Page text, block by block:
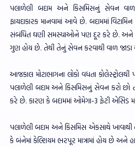
પલાળેલી બદામ અને કિસમિસનું સેવન
ફાયદાકારક માનવામાં આવે છે. બદામમાં
સંબંધિત ઘણી સમસ્યાઓને પણ દૂર કરે છે. અને
ગુણ હોય છે. તેથી તેનું સેવન કરવાથી વાળ
આજકાલ મોટાભાગના લોકો વધતા
પલાળેલી બદામ અને કિસમિસનું સેવન કરો છો
કરે છે. કારણ કે બદામમાં ઓમેગા-3 ફેટી
પલાળેલી બદામ અને કિસમિસ એકસાથે
કે બંનેમાં કેલ્શિયમ ભરપૂર માત્રામાં હોય છે અને